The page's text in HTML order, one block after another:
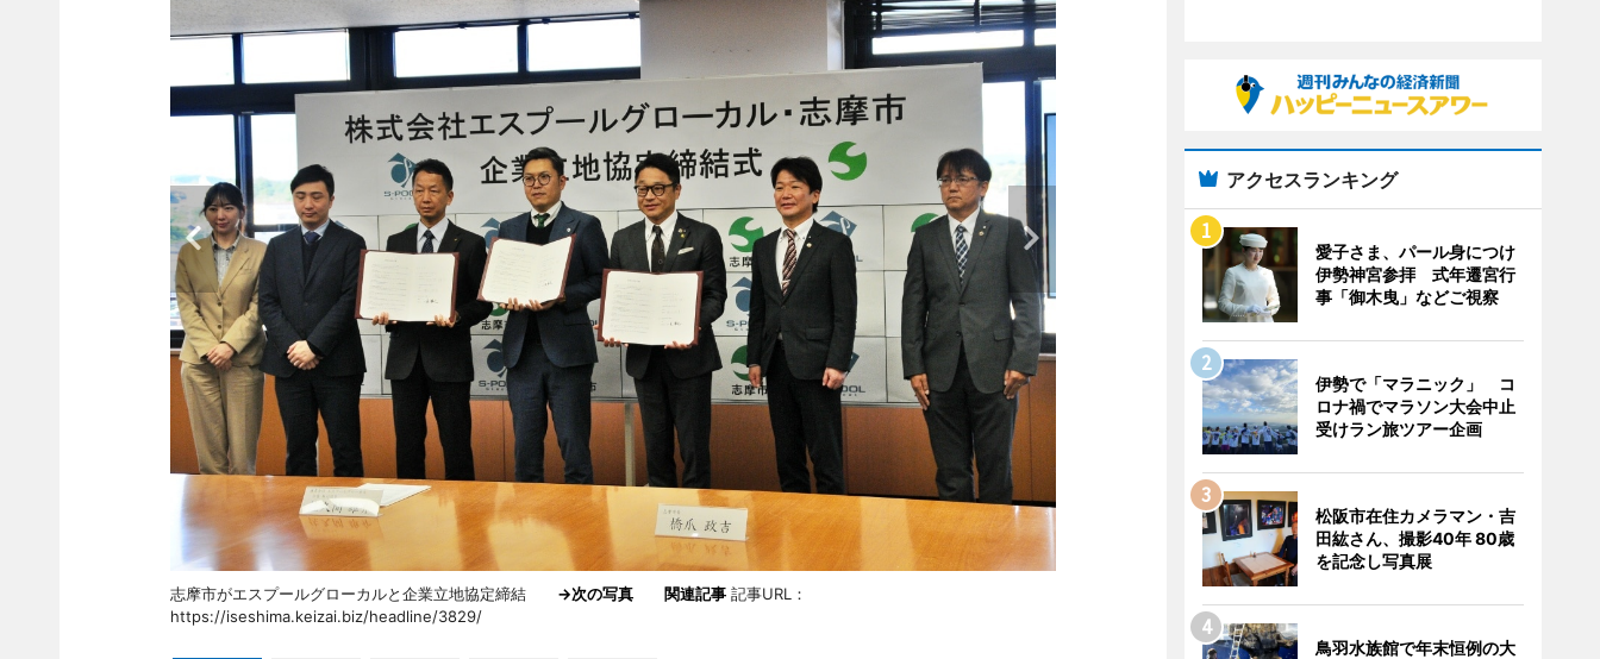
志摩市がエスプールグローカルと企業立地協定締結 →次の写真 関連記事記事URL：
https://iseshima.keizai.biz/headline/3829/
アクセスランキング
愛子さま、パール身につけ
伊勢神宮参拝 式年遷宮行
事「御木曳」などご視察
伊勢で「マラニック」 コ
ロナ禍でマラソン大会中止
受けラン旅ツアー企画
松阪市在住カメラマン・吉
田紘さん、撮影40年 80歳
を記念し写真展
鳥羽水族館で年末恒例の大